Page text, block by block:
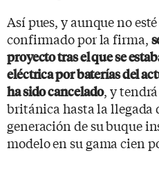
Así pues, y aunque no
confirmado por la firma,
proyecto tras el que se
eléctrica por baterías del
ha sido cancelado, y
británica hasta la llegada
generación de su buque
modelo en su gama cien